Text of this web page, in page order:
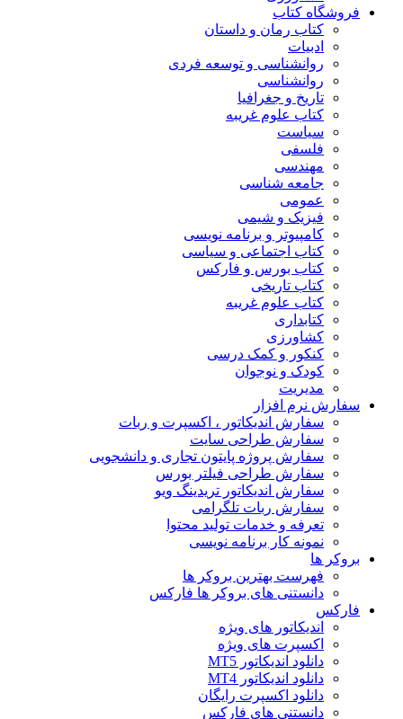
فروشگاه کتاب
کتاب رمان و داستان
ادبیات
روانشناسی و توسعه فردی
روانشناسی
تاریخ و جغرافیا
کتاب علوم غریبه
سیاست
فلسفی
مهندسی
جامعه شناسی
عمومی
فیزیک و شیمی
کامپیوتر و برنامه نویسی
کتاب اجتماعی و سیاسی
کتاب بورس و فارکس
کتاب تاریخی
کتاب علوم غریبه
کتابداری
کشاورزی
کنکور و کمک‌ درسی
کودک و نوجوان
مدیریت
سفارش نرم افزار
سفارش اندیکاتور ، اکسپرت و ربات
سفارش طراحی سایت
سفارش پروژه پایتون تجاری و دانشجویی
سفارش طراحی فیلتر بورس
سفارش اندیکاتور تریدینگ ویو
سفارش ربات تلگرامی
تعرفه و خدمات تولید محتوا
نمونه کار برنامه نویسی
بروکر ها
فهرست بهترین بروکر ها
دانستنی های بروکر ها فارکس
فارکس
اندیکاتور های ویژه
اکسپرت های ویژه
دانلود اندیکاتور MT5
دانلود اندیکاتور MT4
دانلود اکسپرت رایگان
دانستنی های فارکس